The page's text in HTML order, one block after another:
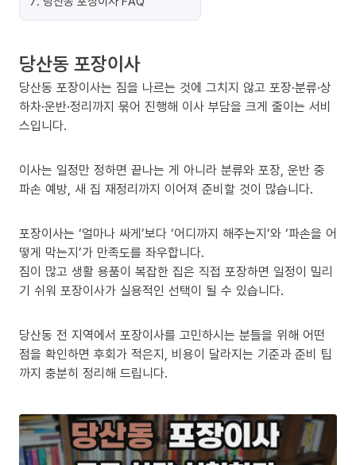
당산동 포장이사
당산동 포장이사는 짐을 나르는 것에 그치지 않고 포장·분류·상
하차·운반·정리까지 묶어 진행해 이사 부담을 크게 줄이는 서비
스입니다.
이사는 일정만 정하면 끝나는 게 아니라 분류와 포장, 운반 중
파손 예방, 새 집 재정리까지 이어져 준비할 것이 많습니다.
포장이사는 ‘얼마나 싸게’보다 ‘어디까지 해주는지’와 ‘파손을 어
떻게 막는지’가 만족도를 좌우합니다.
짐이 많고 생활 용품이 복잡한 집은 직접 포장하면 일정이 밀리
기 쉬워 포장이사가 실용적인 선택이 될 수 있습니다.
당산동 전 지역에서 포장이사를 고민하시는 분들을 위해 어떤
점을 확인하면 후회가 적은지, 비용이 달라지는 기준과 준비 팁
까지 충분히 정리해 드립니다.